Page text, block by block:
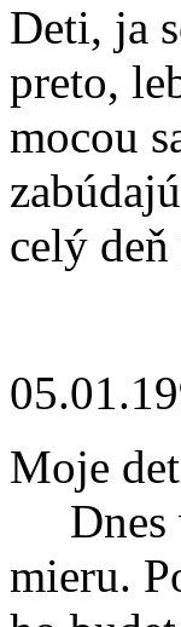
Deti, ja
preto,
mocou
celý
Moje
Dnes
mieru.